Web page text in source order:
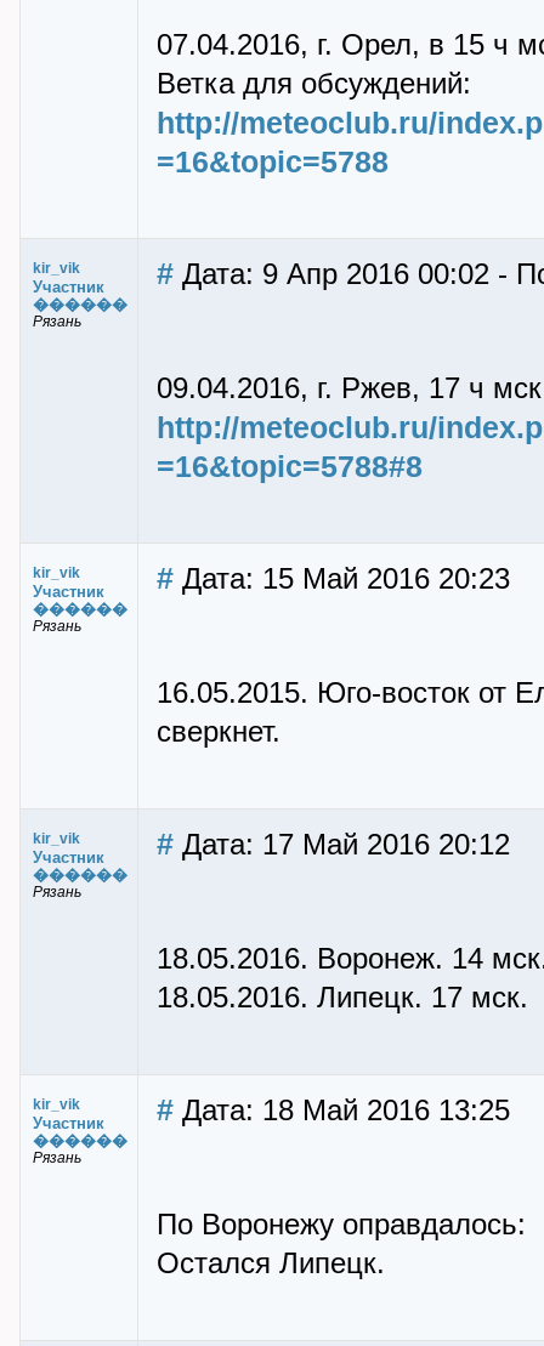
07.04.2016, г. Орел, в 15 ч
Ветка для обсуждений:
http://meteoclub.ru/
=16&topic=5788
kir_vik
Участник
������
Рязань
# Дата: 9 Апр 2016 00:02 -
09.04.2016, г. Ржев, 17 ч
http://meteoclub.ru/
=16&topic=5788#8
kir_vik
Участник
������
Рязань
# Дата: 15 Май 2016 20:23
16.05.2015. Юго-восток от
сверкнет.
kir_vik
Участник
������
Рязань
# Дата: 17 Май 2016 20:12
18.05.2016. Воронеж. 14
18.05.2016. Липецк. 17 мск.
kir_vik
Участник
������
Рязань
# Дата: 18 Май 2016 13:25
По Воронежу оправдалось:
Остался Липецк.